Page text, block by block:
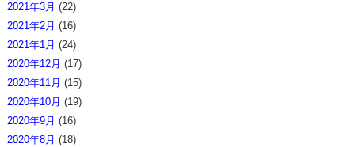
2021年3月 (22)
2021年2月 (16)
2021年1月 (24)
2020年12月 (17)
2020年11月 (15)
2020年10月 (19)
2020年9月 (16)
2020年8月 (18)